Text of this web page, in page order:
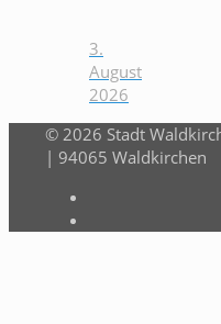
3.
August
2026
© 2026 Stadt
| 94065 Waldkirchen